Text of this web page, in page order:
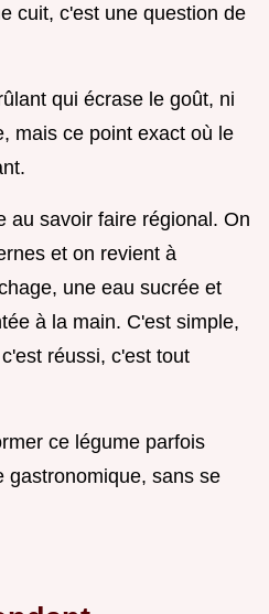
cuit, c'est une question de
qui écrase le goût, ni
mais ce point exact où le
au savoir faire régional. On
et on revient à
une eau sucrée et
à la main. C'est simple,
réussi, c'est tout
ce légume parfois
gastronomique, sans se